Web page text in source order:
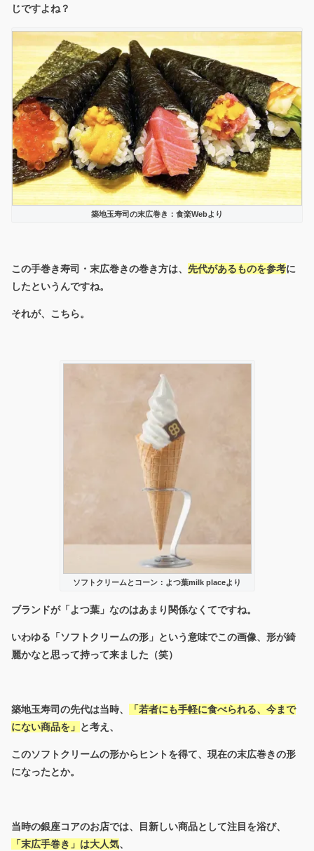
じですよね？
築地玉寿司の末広巻き：食楽Webより
この手巻き寿司・末広巻きの巻き方は、 先代があるものを参考に
したというんですね。
それが、こちら。
ソフトクリームとコーン：よつ葉milk placeより
ブランドが「よつ葉」なのはあまり関係なくてですね。
いわゆる「ソフトクリームの形」という意味でこの画像、形が綺
麗かなと思って持って来ました（笑）
築地玉寿司の先代は当時、 「若者にも手軽に食べられる、 今まで
にない商品を」 と考え、
このソフトクリームの形からヒントを得て、現在の末広巻きの形
になったとか。
当時の銀座コアのお店では、目新しい商品として注目を浴び、
「末広手巻き」は大人気、